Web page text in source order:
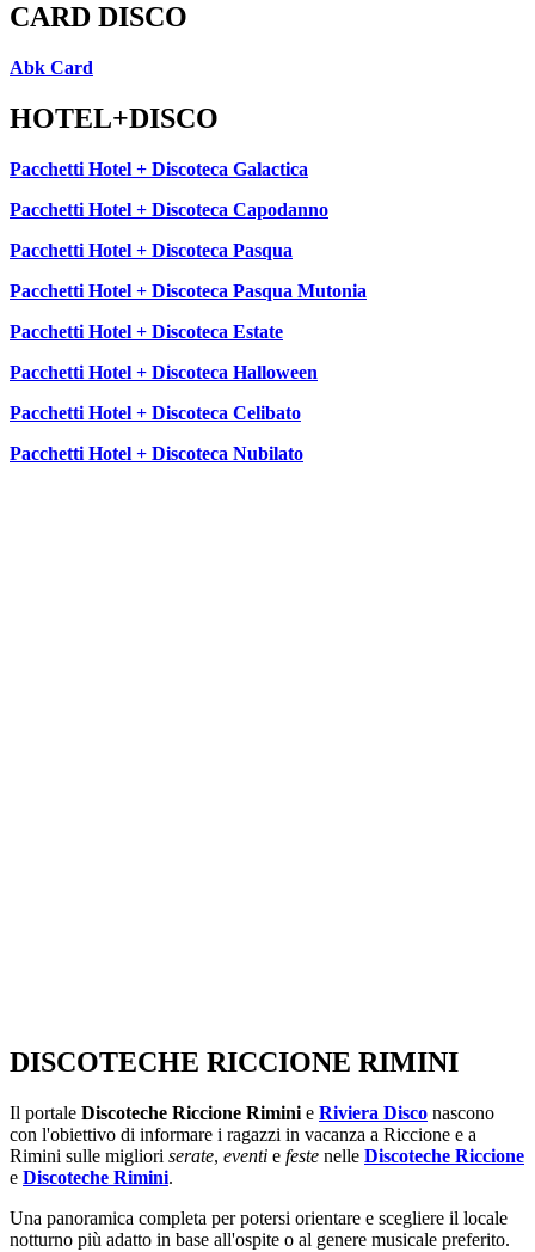
CARD DISCO
Abk Card
HOTEL+DISCO
Pacchetti Hotel + Discoteca Galactica
Pacchetti Hotel + Discoteca Capodanno
Pacchetti Hotel + Discoteca Pasqua
Pacchetti Hotel + Discoteca Pasqua Mutonia
Pacchetti Hotel + Discoteca Estate
Pacchetti Hotel + Discoteca Halloween
Pacchetti Hotel + Discoteca Celibato
Pacchetti Hotel + Discoteca Nubilato
DISCOTECHE RICCIONE RIMINI
Il portale Discoteche Riccione Rimini e Riviera Disco nascono
con l'obiettivo di informare i ragazzi in vacanza a Riccione e a
Rimini sulle migliori serate, eventi e feste nelle Discoteche Riccione
e Discoteche Rimini.
Una panoramica completa per potersi orientare e scegliere il locale
notturno più adatto in base all'ospite o al genere musicale preferito.